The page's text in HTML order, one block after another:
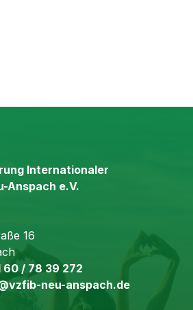
Internationaler
Anspach e.V.
16
60 / 78 39 272
neu-anspach.de